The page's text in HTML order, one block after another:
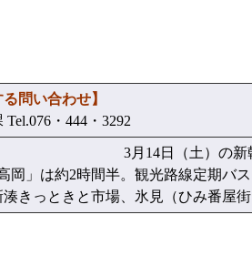
問い合わせ】
・444・3292
3月14日（土）の新
岡」は約2時間半。観光路線定期バ
きっときと市場、氷見（ひみ番屋